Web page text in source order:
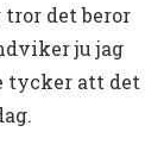
det beror
ju jag
tycker att det